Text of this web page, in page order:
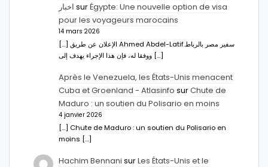
اخبار surÉgypte: Une nouvelle option de visa
pour les voyageurs marocains
14 mars 2026
[…] الإعلان عن طريق Ahmed Abdel-Latifسفير مصر بالرباط.
ووفقا له، فإن هذا الإجراء يهدف إلى […]
Après le Venezuela, les États-Unis menacent
Cuba et Groenland - Atlasinfo surChute de
Maduro : un soutien du Polisario en moins
4 janvier 2026
[…] Chute de Maduro : un soutien du Polisario en
moins […]
Hachim Bennani surLes États-Unis et le